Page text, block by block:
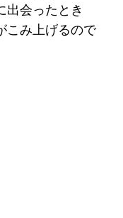
出会ったとき
こみ上げるので